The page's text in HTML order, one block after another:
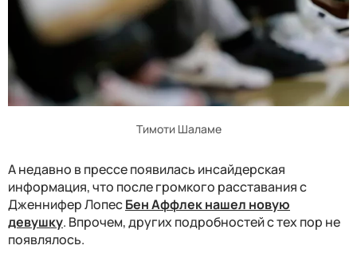
Тимоти Шаламе
А недавно в прессе появилась инсайдерская
информация, что после громкого расставания с
Дженнифер ЛопесБен Аффлек нашел новую
девушку. Впрочем, других подробностей с тех пор не
появлялось.